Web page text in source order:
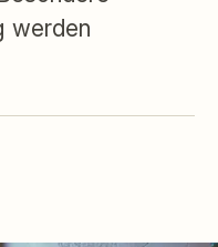
werden